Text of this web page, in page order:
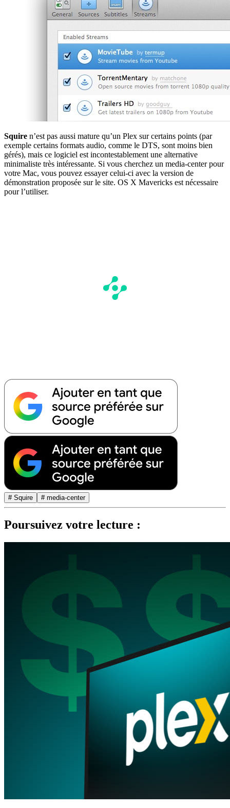
Squire n’est pas aussi mature qu’un Plex sur certains points (par
exemple certains formats audio, comme le DTS, sont moins bien
gérés), mais ce logiciel est incontestablement une alternative
minimaliste très intéressante. Si vous cherchez un media-center pour
votre Mac, vous pouvez essayer celui-ci avec la version de
démonstration proposée sur le site. OS X Mavericks est nécessaire
pour l’utiliser.
# Squire # media-center
Poursuivez votre lecture :